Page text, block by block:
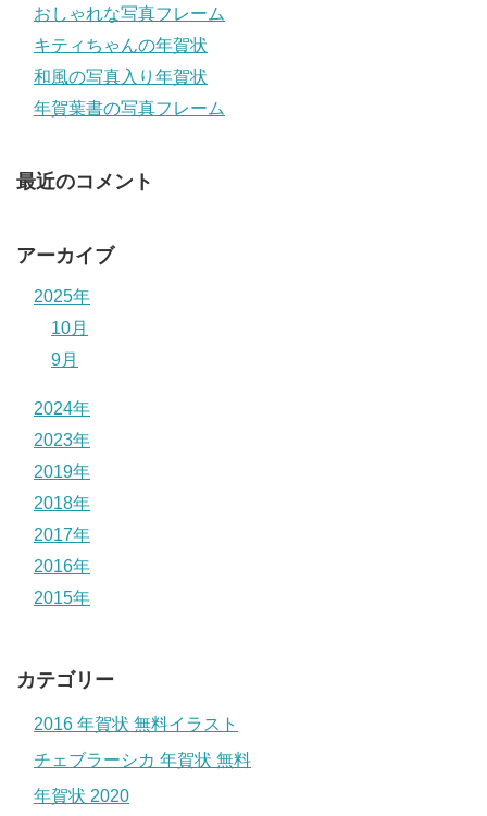
おしゃれな写真フレーム
キティちゃんの年賀状
和風の写真入り年賀状
年賀葉書の写真フレーム
最近のコメント
アーカイブ
2025年
10月
9月
2024年
2023年
2019年
2018年
2017年
2016年
2015年
カテゴリー
2016 年賀状 無料イラスト
チェブラーシカ 年賀状 無料
年賀状 2020